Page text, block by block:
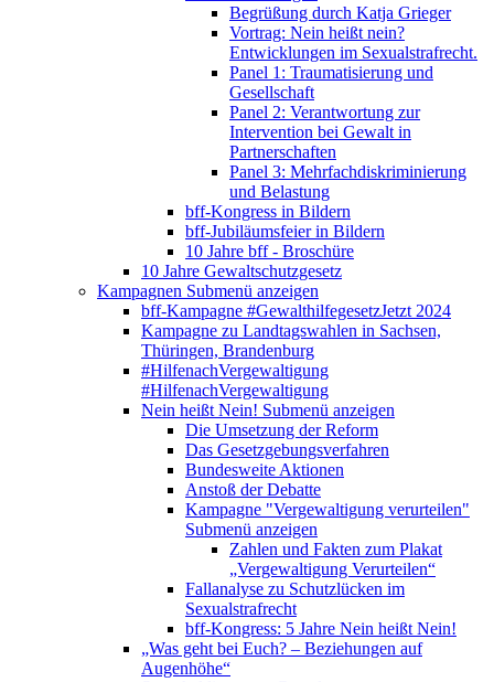
Begrüßung durch Katja Grieger
Vortrag: Nein heißt nein?
Entwicklungen im Sexualstrafrecht.
Panel 1: Traumatisierung und
Gesellschaft
Panel 2: Verantwortung zur
Intervention bei Gewalt in
Partnerschaften
Panel 3: Mehrfachdiskriminierung
und Belastung
bff-Kongress in Bildern
bff-Jubiläumsfeier in Bildern
10 Jahre bff - Broschüre
10 Jahre Gewaltschutzgesetz
Kampagnen Submenü anzeigen
bff-Kampagne #GewalthilfegesetzJetzt 2024
Kampagne zu Landtagswahlen in Sachsen,
Thüringen, Brandenburg
#HilfenachVergewaltigung
#HilfenachVergewaltigung
Nein heißt Nein! Submenü anzeigen
Die Umsetzung der Reform
Das Gesetzgebungsverfahren
Bundesweite Aktionen
Anstoß der Debatte
Kampagne "Vergewaltigung verurteilen"
Submenü anzeigen
Zahlen und Fakten zum Plakat
„Vergewaltigung Verurteilen“
Fallanalyse zu Schutzlücken im
Sexualstrafrecht
bff-Kongress: 5 Jahre Nein heißt Nein!
„Was geht bei Euch? – Beziehungen auf
Augenhöhe“